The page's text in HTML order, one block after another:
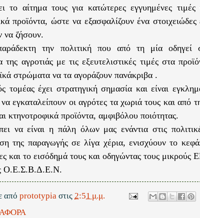
το αίτημα τους για κατώτερες εγγυημένες
προϊόντα, ώστε να εξασφαλίζουν ένα
να ζήσουν.
την πολιτική που από τη μία οδηγεί
της αγροτιάς με τις εξευτελιστικές τιμές στα
στρώματα να τα αγοράζουν πανάκριβα .
τομέας έχει στρατηγική σημασία και είναι
εγκαταλείπουν οι αγρότες τα χωριά τους και από
κτηνοτροφικά προϊόντα, αμφιβόλου ποιότητας.
να είναι η πάλη όλων μας ενάντια στις
της παραγωγής σε λίγα χέρια, ενισχύουν το
και το εισόδημά τους και οδηγώντας τους μικρούς
Ο.Ε.Σ.Β.Δ.Ε.Ν.
από prototypia στις 2:51 μ.μ.